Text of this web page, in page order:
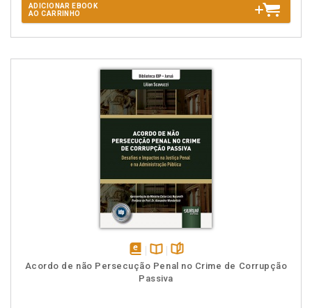
ADICIONAR EBOOK
AO CARRINHO
disponível
em
Disponível
na
páginas
Acordo de não Persecução Penal no Crime de Corrupção
Passiva